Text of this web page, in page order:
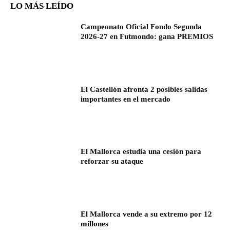
LO MÁS LEÍDO
Campeonato Oficial Fondo Segunda
2026-27 en Futmondo: gana PREMIOS
El Castellón afronta 2 posibles salidas
importantes en el mercado
El Mallorca estudia una cesión para
reforzar su ataque
El Mallorca vende a su extremo por 12
millones